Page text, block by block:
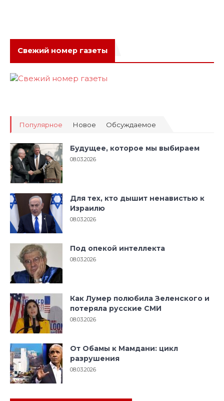
Свежий номер газеты
Популярное Новое Обсуждаемое
Будущее, которое мы выбираем
08.03.2026
Для тех, кто дышит ненавистью к
Израилю
08.03.2026
Под опекой интеллекта
08.03.2026
Как Лумер полюбила Зеленского и
потеряла русские СМИ
08.03.2026
От Обамы к Мамдани: цикл
разрушения
08.03.2026